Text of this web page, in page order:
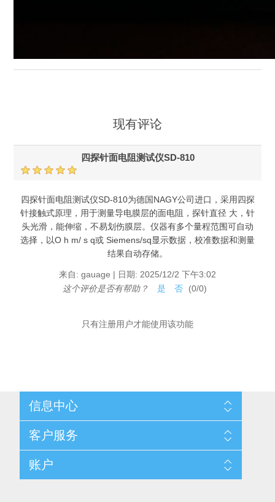
现有评论
四探针面电阻测试仪SD-810
四探针面电阻测试仪SD-810为德国NAGY公司进口，采用四探
针接触式原理，用于测量导电膜层的面电阻，探针直径 大，针
头光滑，能伸缩，不易划伤膜层。仪器有多个量程范围可自动
选择，以O h m/ s q或 Siemens/sq显示数据，校准数据和测量
结果自动存储。
来自: gauage | 日期: 2025/12/2 下午3:02
这个评价是否有帮助？
是 否 (0/0)
只有注册用户才能使用该功能
信息中心
网站地图
配送与退换政策
隐私条款
关于我们
客户服务
搜索
新闻
博客
账户